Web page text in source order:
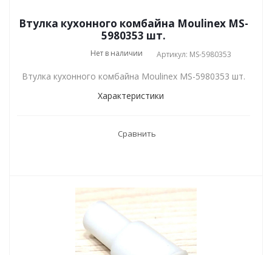
Втулка кухонного комбайна Moulinex MS-
5980353 шт.
Нет в наличии Артикул: MS-5980353
Втулка кухонного комбайна Moulinex MS-5980353 шт.
Характеристики
Сравнить